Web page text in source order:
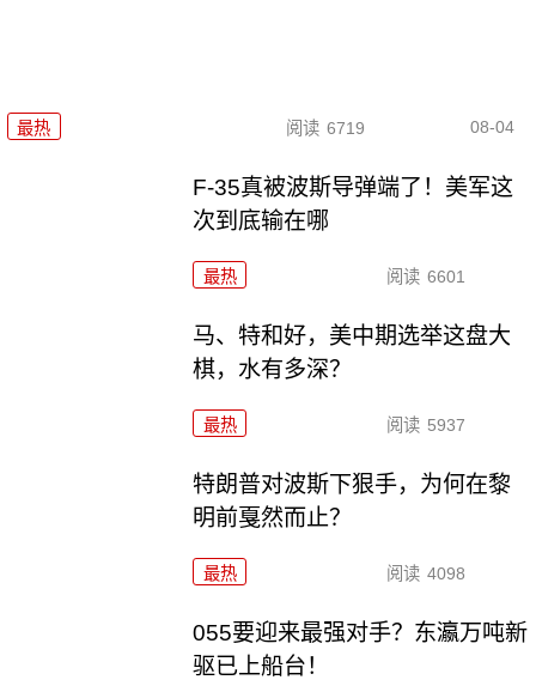
最热 阅读 6719 08-04
F-35真被波斯导弹端了！美军这
次到底输在哪
最热 阅读 6601
马、特和好，美中期选举这盘大
棋，水有多深？
最热 阅读 5937
特朗普对波斯下狠手，为何在黎
明前戛然而止？
最热 阅读 4098
055要迎来最强对手？东瀛万吨新
驱已上船台！